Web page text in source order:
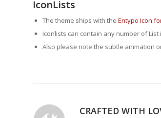
IconLists
The theme ships with the Entypo Icon
Iconlists can contain any number of List
Also please note the subtle animation
CRAFTED WITH